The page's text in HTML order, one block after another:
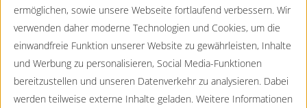
089 - 130744-0
089 - 130744-99
Humangenetik@CTDE.EurofinsEU.com
Eurofins Humangenetik
Viktoriastraße 3b
D-86150 Augsburg
Optionen
zu
ESC
lehnt
Cookies
ab.
ermöglichen, sowie unsere Webseite fortlaufend verbessern. Wir
verwenden daher moderne Technologien und Cookies, um die
einwandfreie Funktion unserer Website zu gewährleisten, Inhalte
und Werbung zu personalisieren, Social Media-Funktionen
bereitzustellen und unseren Datenverkehr zu analysieren. Dabei
werden teilweise externe Inhalte geladen. Weitere Informationen